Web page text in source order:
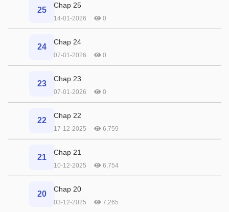
25
Chap 25
14-01-2026 0
24
Chap 24
07-01-2026 0
23
Chap 23
07-01-2026 0
22
Chap 22
17-12-2025 6,759
21
Chap 21
10-12-2025 6,754
20
Chap 20
03-12-2025 7,265